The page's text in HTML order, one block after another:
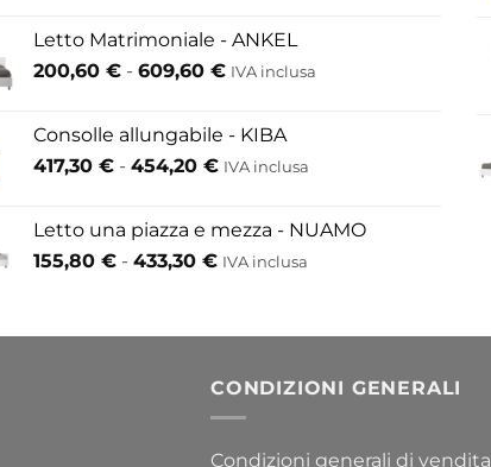
da
52,80 €
146,30 €
Letto Matrimoniale - ANKEL
200,60 € - 609,60 €Fascia
da
200,60 €
609,60 €
IVA inclusa
Consolle allungabile - KIBA
417,30 € - 454,20 €Fascia
da
417,30 €
IVA inclusa
Letto una piazza e mezza - NUAMO
155,80 € - 433,30 €Fascia
da
a
IVA inclusa
CONDIZIONI GENERALI
Condizioni generali di vendita